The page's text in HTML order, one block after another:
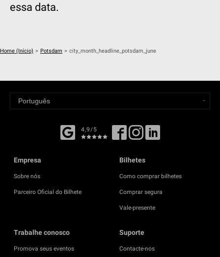
essa data.
Home (Início) > Potsdam > city_month_headline_potsdam_june
4,9/5
Empresa
Sobre nós
Parceiro Oficial do Bilhete
Bilhetes
Como comprar bilhetes
Comprar segura
Vale-presente
Trabalhe conosco
Promova seus eventos
Suporte
Contacte-nos